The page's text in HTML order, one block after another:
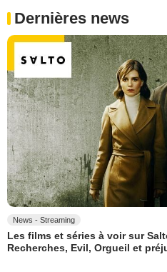
Dernières news
News - Streaming
Les films et séries à voir sur
Recherches, Evil, Orgueil et